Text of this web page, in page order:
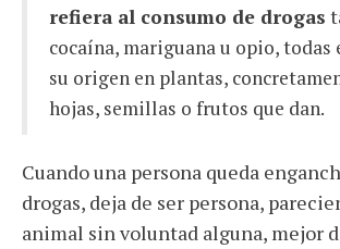
refiera al consumo de drogas
cocaína, mariguana u opio, todas
su origen en plantas,
hojas, semillas o frutos que dan.
Cuando una persona queda
drogas, deja de ser persona,
animal sin voluntad alguna, mejor